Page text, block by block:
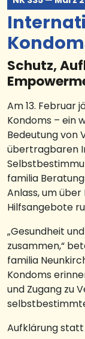
Schutz,
Am 13. Februar
Kondoms – ein
Bedeutung von
übertragbaren
familia
Anlass, um
Hilfsangebote
„Gesundheit
zusammen,“
familia
Kondoms
und Zugang zu
Aufklärung